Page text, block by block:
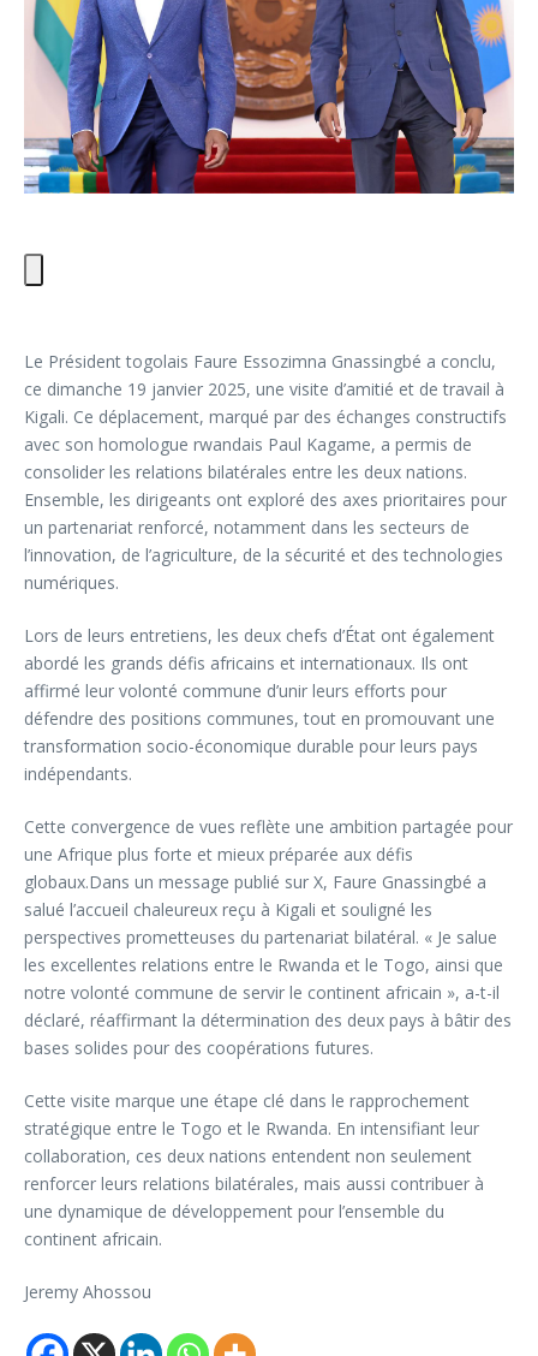
Le Président togolais Faure Essozimna Gnassingbé a conclu,
ce dimanche 19 janvier 2025, une visite d’amitié et de travail à
Kigali. Ce déplacement, marqué par des échanges constructifs
avec son homologue rwandais Paul Kagame, a permis de
consolider les relations bilatérales entre les deux nations.
Ensemble, les dirigeants ont exploré des axes prioritaires pour
un partenariat renforcé, notamment dans les secteurs de
l’innovation, de l’agriculture, de la sécurité et des technologies
numériques.
Lors de leurs entretiens, les deux chefs d’État ont également
abordé les grands défis africains et internationaux. Ils ont
affirmé leur volonté commune d’unir leurs efforts pour
défendre des positions communes, tout en promouvant une
transformation socio-économique durable pour leurs pays
indépendants.
Cette convergence de vues reflète une ambition partagée pour
une Afrique plus forte et mieux préparée aux défis
globaux.Dans un message publié sur X, Faure Gnassingbé a
salué l’accueil chaleureux reçu à Kigali et souligné les
perspectives prometteuses du partenariat bilatéral. « Je salue
les excellentes relations entre le Rwanda et le Togo, ainsi que
notre volonté commune de servir le continent africain », a-t-il
déclaré, réaffirmant la détermination des deux pays à bâtir des
bases solides pour des coopérations futures.
Cette visite marque une étape clé dans le rapprochement
stratégique entre le Togo et le Rwanda. En intensifiant leur
collaboration, ces deux nations entendent non seulement
renforcer leurs relations bilatérales, mais aussi contribuer à
une dynamique de développement pour l’ensemble du
continent africain.
Jeremy Ahossou